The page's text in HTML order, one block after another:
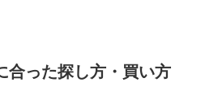
合った探し方・買い方